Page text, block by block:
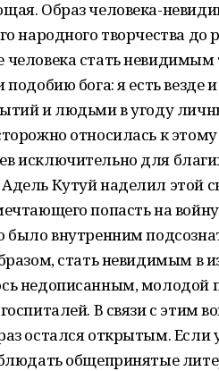
Образ человека-
народного творчества
человека стать
бога: я есть везде
и людьми в угоду
относилась к
исключительно для
Кутуй наделил этой
попасть на
было внутренним
стать невидимым в
недописанным, молодой
В связи с этим
остался открытым. Если
общепринятые